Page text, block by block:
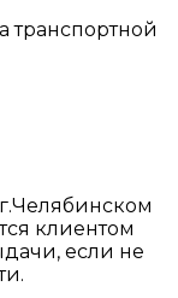
транспортной
клиентом
если не